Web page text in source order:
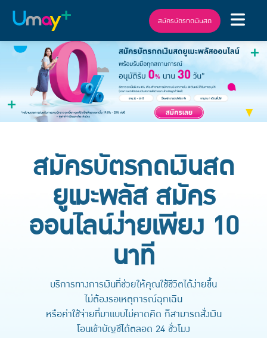
สมัครบัตรกดเงินสด
สมัครบัตรกดเงินสด
ยูเมะพลัส สมัคร
ออนไลน์ง่ายเพียง 10
นาที
บริการทางการเงินที่ช่วยให้คุณใช้ชีวิตได้ง่ายขึ้น
ไม่ต้องรอเหตุการณ์ฉุกเฉิน
หรือค่าใช้จ่ายที่มาแบบไม่คาดคิด ก็สามารถสั่งเงิน
โอนเข้าบัญชีได้ตลอด 24 ชั่วโมง